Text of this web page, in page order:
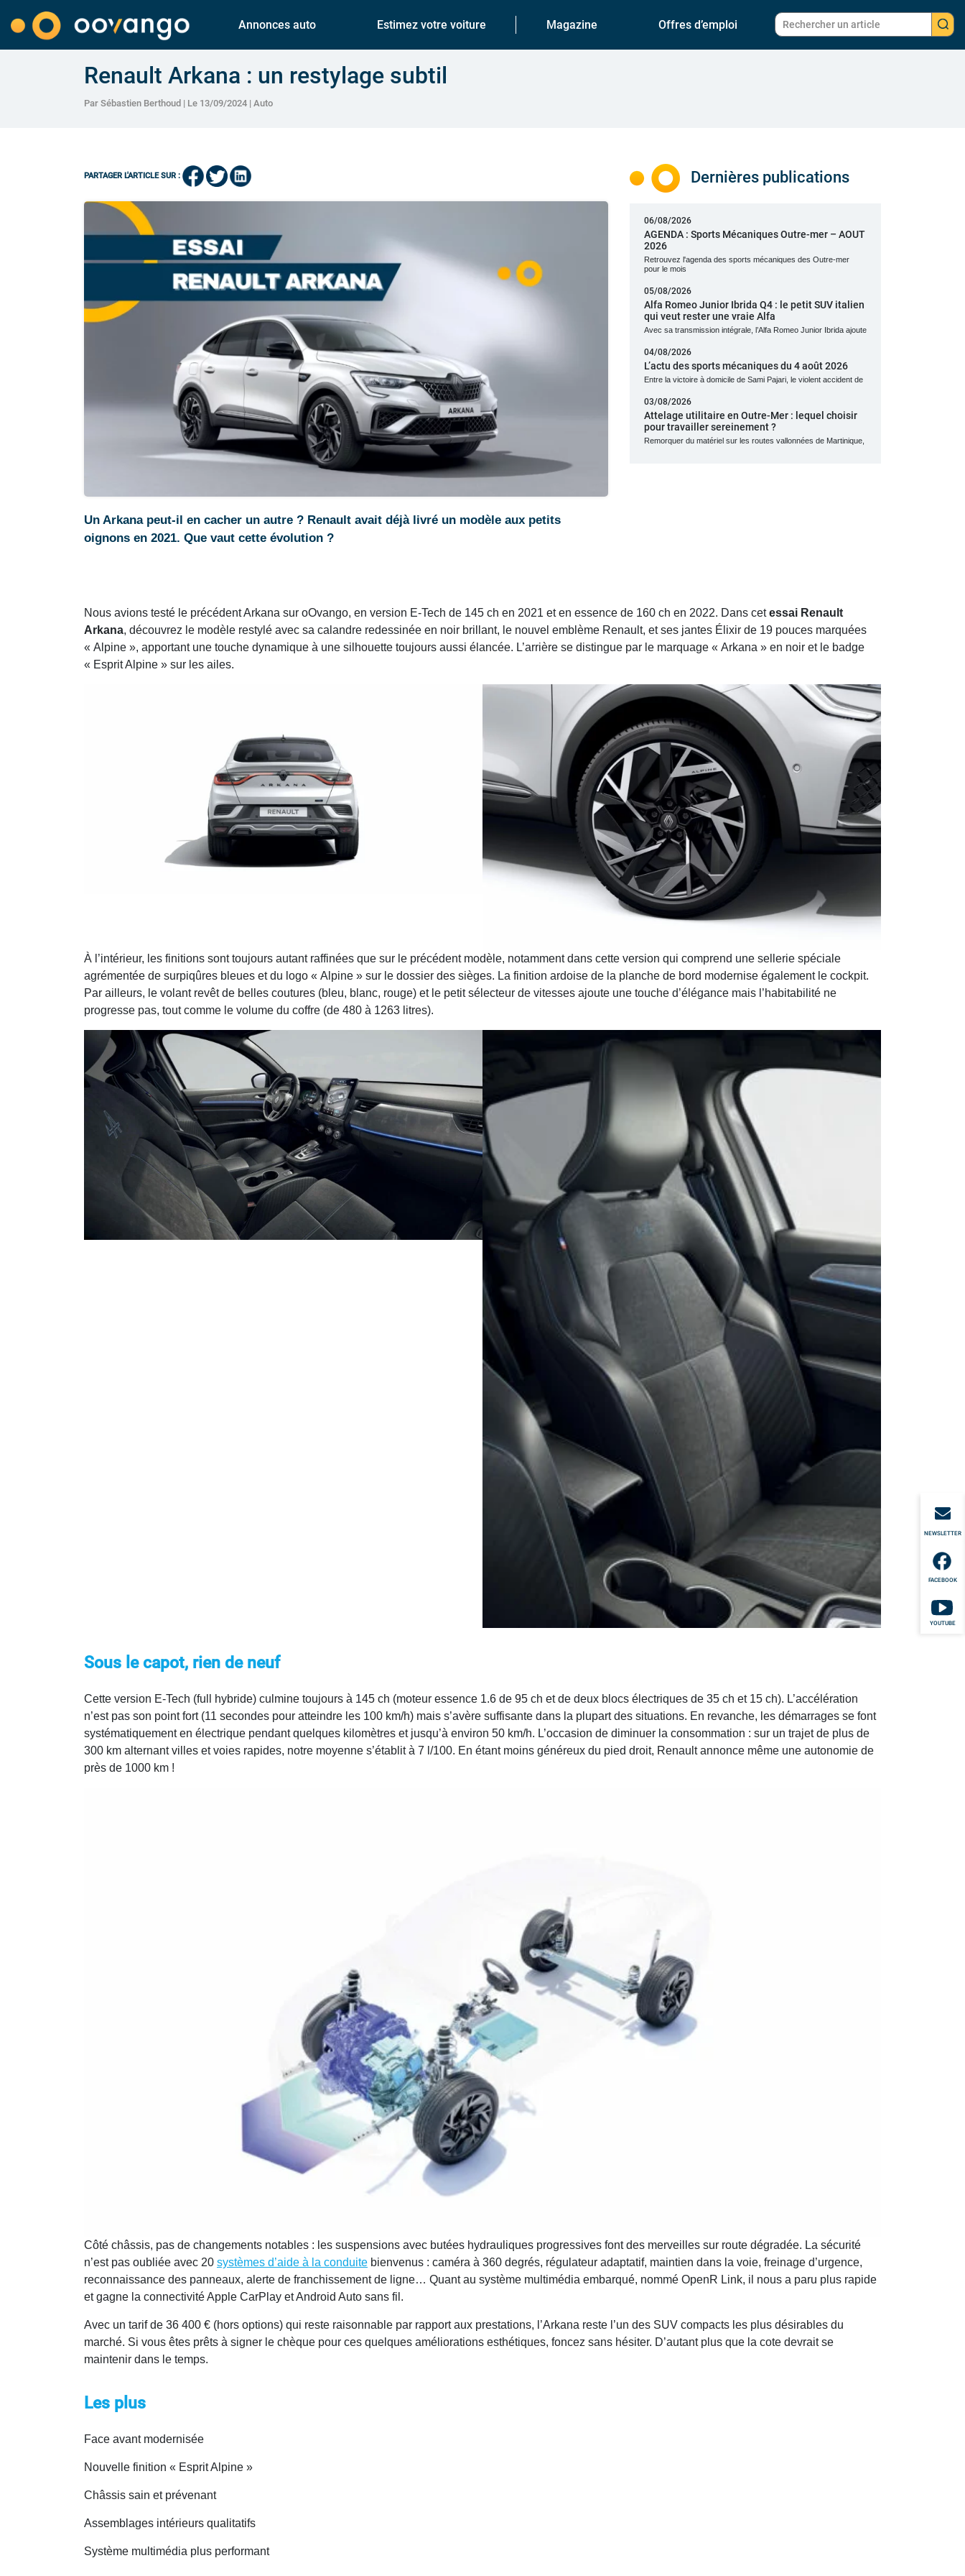
Annonces auto Estimez votre voiture Magazine Offres d’emploi
NEWSLETTER
FACEBOOK
YOUTUBE
Renault Arkana : un restylage subtil
Par Sébastien Berthoud | Le 13/09/2024 | Auto
PARTAGER L'ARTICLE SUR :
Un Arkana peut-il en cacher un autre ? Renault avait déjà livré un modèle aux petits
oignons en 2021. Que vaut cette évolution ?
Dernières publications
06/08/2026
AGENDA : Sports Mécaniques Outre-mer – AOUT
2026
Retrouvez l'agenda des sports mécaniques des Outre-mer
pour le mois
05/08/2026
Alfa Romeo Junior Ibrida Q4 : le petit SUV italien
qui veut rester une vraie Alfa
Avec sa transmission intégrale, l’Alfa Romeo Junior Ibrida ajoute
04/08/2026
L’actu des sports mécaniques du 4 août 2026
Entre la victoire à domicile de Sami Pajari, le violent accident de
03/08/2026
Attelage utilitaire en Outre-Mer : lequel choisir
pour travailler sereinement ?
Remorquer du matériel sur les routes vallonnées de Martinique,
Nous avions testé le précédent Arkana sur oOvango, en version E-Tech de 145 ch en 2021 et en essence de 160 ch en 2022. Dans cetessai Renault
Arkana, découvrez le modèle restylé avec sa calandre redessinée en noir brillant, le nouvel emblème Renault, et ses jantes Élixir de 19 pouces marquées
« Alpine », apportant une touche dynamique à une silhouette toujours aussi élancée. L’arrière se distingue par le marquage « Arkana » en noir et le badge
« Esprit Alpine » sur les ailes.
À l’intérieur, les finitions sont toujours autant raffinées que sur le précédent modèle, notamment dans cette version qui comprend une sellerie spéciale
agrémentée de surpiqûres bleues et du logo « Alpine » sur le dossier des sièges. La finition ardoise de la planche de bord modernise également le cockpit.
Par ailleurs, le volant revêt de belles coutures (bleu, blanc, rouge) et le petit sélecteur de vitesses ajoute une touche d’élégance mais l’habitabilité ne
progresse pas, tout comme le volume du coffre (de 480 à 1263 litres).
Sous le capot, rien de neuf
Cette version E-Tech (full hybride) culmine toujours à 145 ch (moteur essence 1.6 de 95 ch et de deux blocs électriques de 35 ch et 15 ch). L’accélération
n’est pas son point fort (11 secondes pour atteindre les 100 km/h) mais s’avère suffisante dans la plupart des situations. En revanche, les démarrages se font
systématiquement en électrique pendant quelques kilomètres et jusqu’à environ 50 km/h. L’occasion de diminuer la consommation : sur un trajet de plus de
300 km alternant villes et voies rapides, notre moyenne s’établit à 7 l/100. En étant moins généreux du pied droit, Renault annonce même une autonomie de
près de 1000 km !
Côté châssis, pas de changements notables : les suspensions avec butées hydrauliques progressives font des merveilles sur route dégradée. La sécurité
n’est pas oubliée avec 20 systèmes d’aide à la conduite bienvenus : caméra à 360 degrés, régulateur adaptatif, maintien dans la voie, freinage d’urgence,
reconnaissance des panneaux, alerte de franchissement de ligne… Quant au système multimédia embarqué, nommé OpenR Link, il nous a paru plus rapide
et gagne la connectivité Apple CarPlay et Android Auto sans fil.
Avec un tarif de 36 400 € (hors options) qui reste raisonnable par rapport aux prestations, l’Arkana reste l’un des SUV compacts les plus désirables du
marché. Si vous êtes prêts à signer le chèque pour ces quelques améliorations esthétiques, foncez sans hésiter. D’autant plus que la cote devrait se
maintenir dans le temps.
Les plus
Face avant modernisée
Nouvelle finition « Esprit Alpine »
Châssis sain et prévenant
Assemblages intérieurs qualitatifs
Système multimédia plus performant